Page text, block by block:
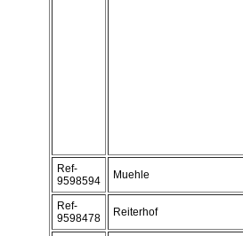
Ref-
9598594
Muehle
Ref-
9598478
Reiterhof